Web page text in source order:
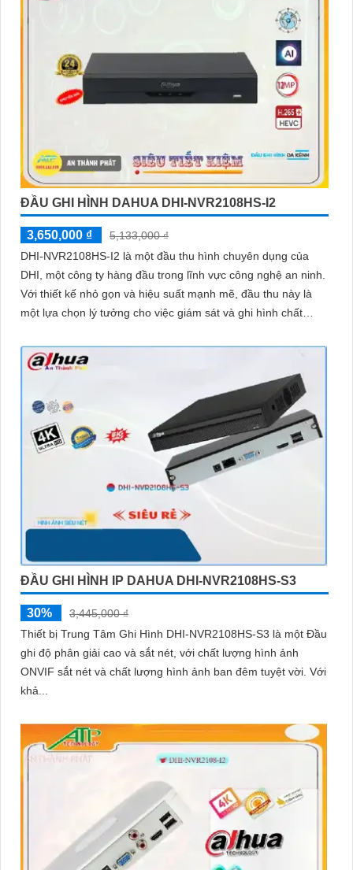
ĐẦU GHI HÌNH DAHUA DHI-NVR2108HS-I2
3,650,000 ₫
5,133,000 ₫
DHI-NVR2108HS-I2 là một đầu thu hình chuyên dụng của
DHI, một công ty hàng đầu trong lĩnh vực công nghệ an ninh.
Với thiết kế nhỏ gọn và hiệu suất mạnh mẽ, đầu thu này là
một lựa chọn lý tưởng cho việc giám sát và ghi hình chất
ĐẦU GHI HÌNH IP DAHUA DHI-NVR2108HS-S3
30%
3,445,000 ₫
Thiết bị Trung Tâm Ghi Hình DHI-NVR2108HS-S3 là một Đầu
ghi độ phân giải cao và sắt nét, với chất lượng hình ảnh
ONVIF sắt nét và chất lượng hình ảnh ban đêm tuyệt vời. Với
khả...